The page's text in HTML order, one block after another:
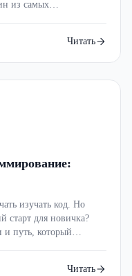
из самых
Читать
изучать код. Но
старт для новичка?
путь, который
Читать